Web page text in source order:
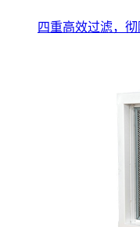
四重高效过滤，